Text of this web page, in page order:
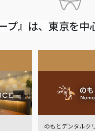
プ』は、東京を
のもとデンタルク